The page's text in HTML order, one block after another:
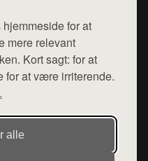
for at
mere relevant
Kort sagt: for at
for at være irriterende.
alle
Mail: hej@want.dk
Cookie- og privatlivspolitik
udgiver en række
forskellige produkter fra